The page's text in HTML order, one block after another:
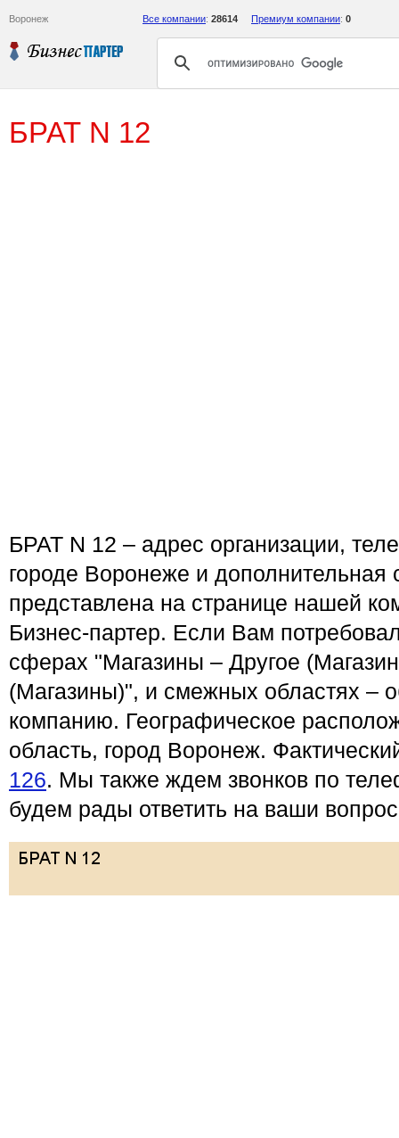
Воронеж Все компании: 28614 Премиум компании: 0
БРАТ N 12
БРАТ N 12 – адрес организации,
городе Воронеже и
представлена на странице нашей
Бизнес-партер. Если Вам
сферах "Магазины – Другое
(Магазины)", и смежных областях –
компанию. Географическое
область, город Воронеж.
126. Мы также ждем звонков по
будем рады ответить на ваши